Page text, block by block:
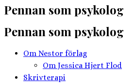
Pennan som psykolog
Pennan som psykolog
Om Nestor förlag
Om Jessica Hjert Flod
Skrivterapi